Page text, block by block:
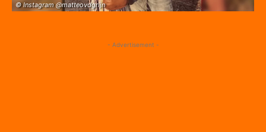
© Instagram @matteovdgrijn
- Advertisement -